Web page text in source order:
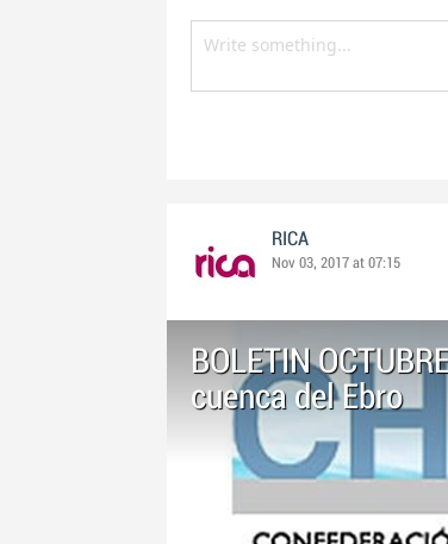
RICA
Nov 03, 2017 at 07:15
BOLETIN
cuenca del Ebro